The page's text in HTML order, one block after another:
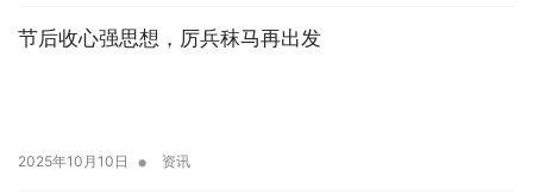
节后收心强思想，厉兵秣马再出发
2025年10月10日 • 资讯